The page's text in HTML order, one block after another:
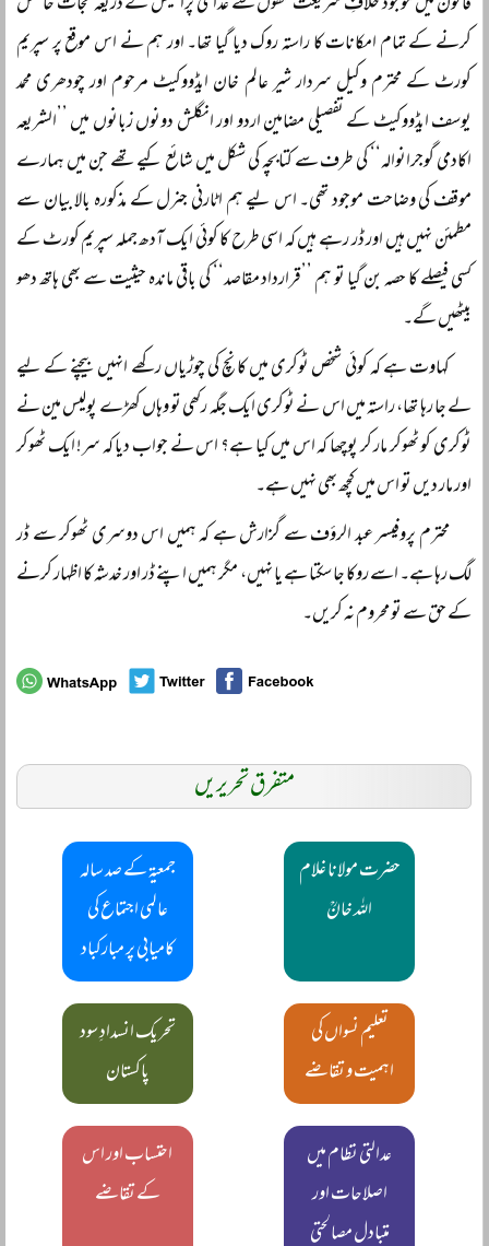
کرنے کے تمام امکانات کا راستہ روک دیا گیا تھا۔ اور ہم نے اس موقع پر سپریم
کورٹ کے محترم وکیل سردار شیر عالم خان ایڈووکیٹ مرحوم اور چودھری محمد
یوسف ایڈووکیٹ کے تفصیلی مضامین اردو اور انگلش دونوں زبانوں میں ’’الشریعہ
اکادمی گوجرانوالہ‘‘ کی طرف سے کتابچہ کی شکل میں شائع کیے تھے جن میں ہمارے
موقف کی وضاحت موجود تھی۔ اس لیے ہم اٹارنی جنرل کے مذکورہ بالا بیان سے
مطمئن نہیں ہیں اور ڈر رہے ہیں کہ اسی طرح کا کوئی ایک آدھ جملہ سپریم کورٹ کے
کسی فیصلے کا حصہ بن گیا تو ہم ’’قرارداد مقاصد‘‘ کی باقی ماندہ حیثیت سے بھی ہاتھ دھو
بیٹھیں گے۔
کہاوت ہے کہ کوئی شخص ٹوکری میں کانچ کی چوڑیاں رکھے انہیں بیچنے کے لیے
لے جا رہا تھا، راستہ میں اس نے ٹوکری ایک جگہ رکھی تو وہاں کھڑے پولیس مین نے
ٹوکری کو ٹھوکر مار کر پوچھا کہ اس میں کیا ہے؟ اس نے جواب دیا کہ سر! ایک ٹھوکر
اور مار دیں تو اس میں کچھ بھی نہیں ہے۔
محترم پروفیسر عبد الرؤف سے گزارش ہے کہ ہمیں اس دوسری ٹھوکر سے ڈر
لگ رہا ہے۔ اسے روکا جا سکتا ہے یا نہیں، مگر ہمیں اپنے ڈر اور خدشہ کا اظہار کرنے
کے حق سے تو محروم نہ کریں۔
متفرق تحریریں
حضرت مولانا غلام
اللہ خانؒ
جمعیۃ کے صد سالہ
عالمی اجتماع کی
کامیابی پر مبارکباد
تعلیم نسواں کی
اہمیت و تقاضے
تحریک انسدادِ سود
پاکستان
عدالتی نظام میں
اصلاحات اور
متبادل مصالحتی
احتساب اور اس
کے تقاضے